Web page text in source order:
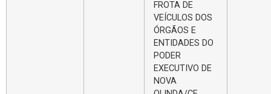
FROTA DE
VEÍCULOS DOS
ÓRGÃOS E
ENTIDADES DO
PODER
EXECUTIVO DE
NOVA